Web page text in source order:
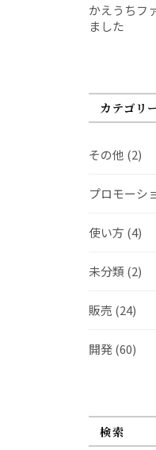
かえうちフ
ました
カテゴリ
その他 (2)
プロモーシ
使い方 (4)
未分類 (2)
販売 (24)
開発(60)
検索